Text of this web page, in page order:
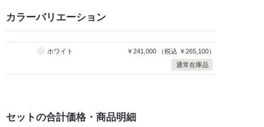
カラーバリエーション
ホワイト ￥241,000 （税込 ￥265,100）
通常在庫品
セットの合計価格 ・商品明細